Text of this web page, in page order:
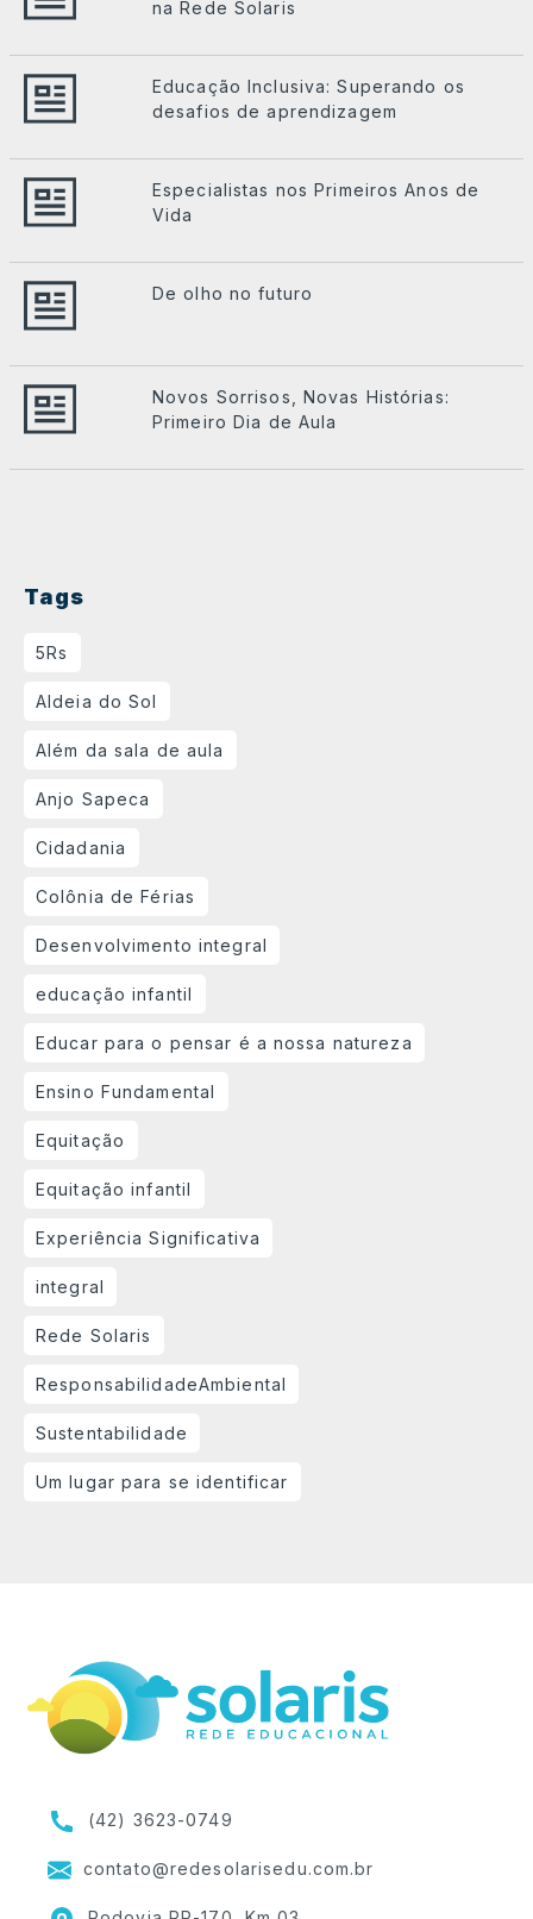
na Rede Solaris
Educação Inclusiva: Superando os
desafios de aprendizagem
Especialistas nos Primeiros Anos de
Vida
De olho no futuro
Novos Sorrisos, Novas Histórias:
Primeiro Dia de Aula
Tags
5Rs
Aldeia do Sol
Além da sala de aula
Anjo Sapeca
Cidadania
Colônia de Férias
Desenvolvimento integral
educação infantil
Educar para o pensar é a nossa natureza
Ensino Fundamental
Equitação
Equitação infantil
Experiência Significativa
integral
Rede Solaris
ResponsabilidadeAmbiental
Sustentabilidade
Um lugar para se identificar
(42) 3623-0749
contato@redesolarisedu.com.br